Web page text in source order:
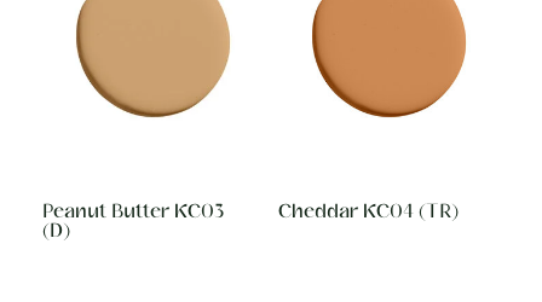
Peanut Butter KC03
(D)
Cheddar KC04 (TR)